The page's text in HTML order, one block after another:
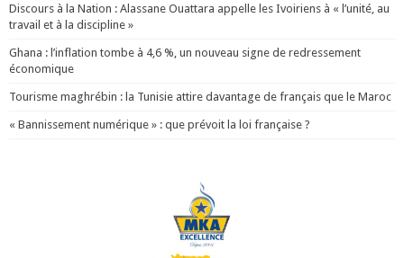
Discours à la Nation : Alassane Ouattara appelle les Ivoiriens à « l’unité, au
travail et à la discipline »
Ghana : l’inflation tombe à 4,6 %, un nouveau signe de redressement
économique
Tourisme maghrébin : la Tunisie attire davantage de français que le Maroc
« Bannissement numérique » : que prévoit la loi française ?